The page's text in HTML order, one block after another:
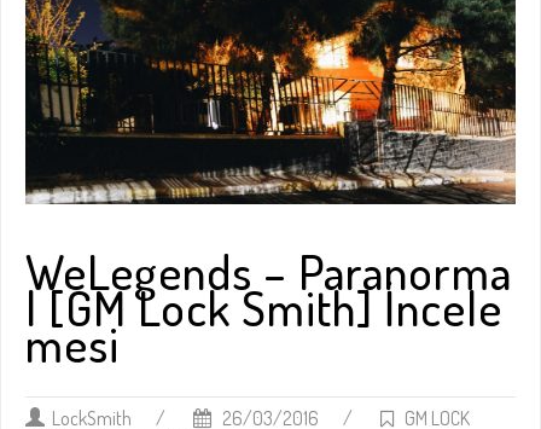
WeLegends – Paranorma
l [GM Lock Smith] İncele
mesi
LockSmith / 26/03/2016 /
GM LOCK